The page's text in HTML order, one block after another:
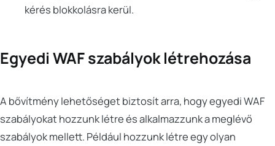
kérés blokkolásra kerül.
Egyedi WAF szabályok létrehozása
A bővítmény lehetőséget biztosít arra, hogy egyedi WAF
szabályokat hozzunk létre és alkalmazzunk a meglévő
szabályok mellett. Például hozzunk létre egy olyan